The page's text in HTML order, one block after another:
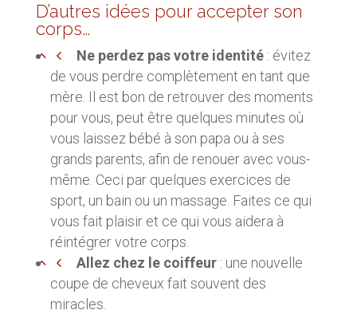
D’autres idées pour accepter son
corps…
Ne perdez pas votre identité : évitez
de vous perdre complètement en tant que
mère. Il est bon de retrouver des moments
pour vous, peut être quelques minutes où
vous laissez bébé à son papa ou à ses
grands parents, afin de renouer avec vous-
même. Ceci par quelques exercices de
sport, un bain ou un massage. Faites ce qui
vous fait plaisir et ce qui vous aidera à
réintégrer votre corps.
Allez chez le coiffeur : une nouvelle
coupe de cheveux fait souvent des
miracles.